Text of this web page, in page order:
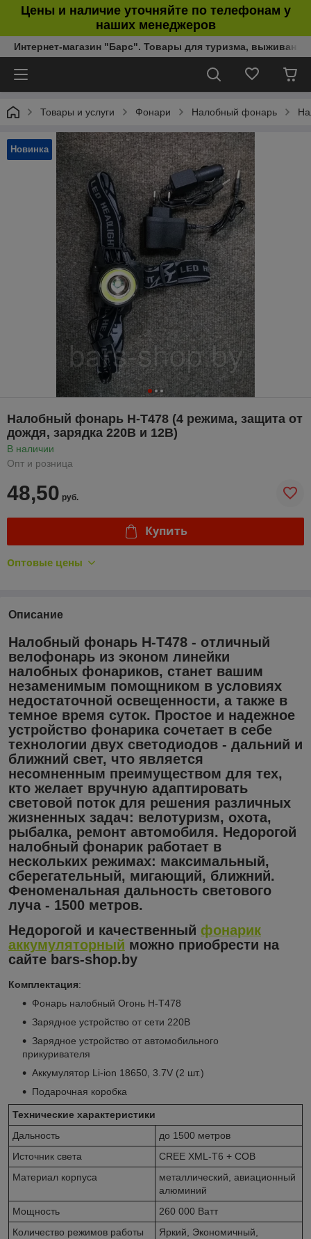
Цены и наличие уточняйте по телефонам у
наших менеджеров
Интернет-магазин "Барс". Товары для туризма,
Товары и услуги Фонари Налобный фонарь
Новинка
Налобный фонарь H-T478 (4 режима, защита от
дождя, зарядка 220В и 12В)
В наличии
Опт и розница
48,50 руб.
Купить
Оптовые цены
Описание
Налобный фонарь H-T478 - отличный
велофонарь из эконом линейки
налобных фонариков, станет вашим
незаменимым помощником в условиях
недостаточной освещенности, а также в
темное время суток. Простое и надежное
устройство фонарика сочетает в себе
технологии двух светодиодов - дальний и
ближний свет, что является
несомненным преимуществом для тех,
кто желает вручную адаптировать
световой поток для решения различных
жизненных задач: велотуризм, охота,
рыбалка, ремонт автомобиля. Недорогой
налобный фонарик работает в
нескольких режимах: максимальный,
сберегательный, мигающий, ближний.
Феноменальная дальность светового
луча - 1500 метров.
Недорогой и качественный фонарик
аккумуляторный можно приобрести на
сайте bars-shop.by
Комплектация:
Фонарь налобный Огонь H-T478
Зарядное устройство от сети 220В
Зарядное устройство от автомобильного
прикуривателя
Аккумулятор Li-ion 18650, 3.7V (2 шт.)
Подарочная коробка
Технические характеристики
Дальность
до 1500 метров
Источник света
CREE XML-T6 + COB
Материал корпуса
металлический, авиационный
алюминий
Мощность
260 000 Ватт
Количество режимов работы
Яркий, Экономичный,